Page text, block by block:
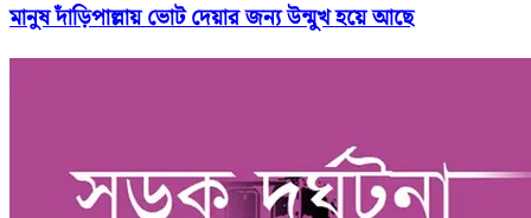
মানুষ দাঁড়িপাল্লায় ভোট দেয়ার জন্য উন্মুখ হয়ে আছে